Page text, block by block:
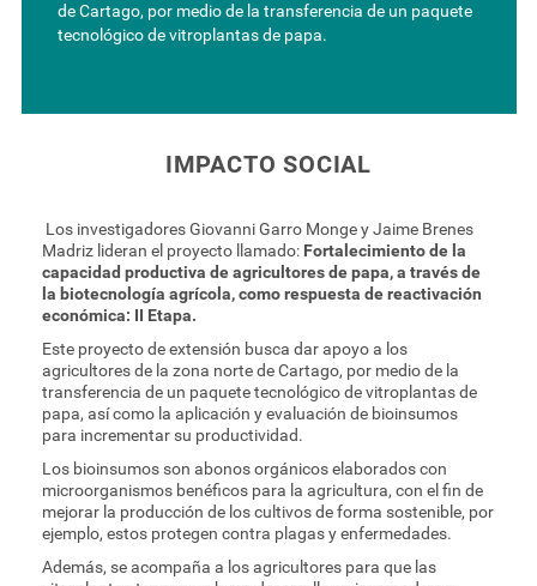
de Cartago, por medio de la transferencia de un paquete
tecnológico de vitroplantas de papa.
IMPACTO SOCIAL
Los investigadores Giovanni Garro Monge y Jaime Brenes
Madriz lideran el proyecto llamado: Fortalecimiento de la
capacidad productiva de agricultores de papa, a través de
la biotecnología agrícola, como respuesta de reactivación
económica: II Etapa.
Este proyecto de extensión busca dar apoyo a los
agricultores de la zona norte de Cartago, por medio de la
transferencia de un paquete tecnológico de vitroplantas de
papa, así como la aplicación y evaluación de bioinsumos
para incrementar su productividad.
Los bioinsumos son abonos orgánicos elaborados con
microorganismos benéficos para la agricultura, con el fin de
mejorar la producción de los cultivos de forma sostenible, por
ejemplo, estos protegen contra plagas y enfermedades.
Además, se acompaña a los agricultores para que las